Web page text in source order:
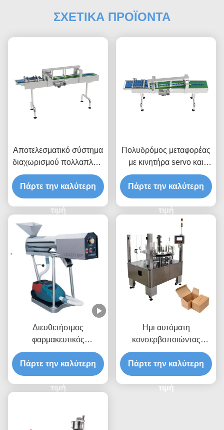
ΣΧΕΤΙΚΑ ΠΡΟΪΟΝΤΑ
Αποτελεσματικό σύστημα
διαχωρισμού πολλαπλών
λωρίδων με πνευματική
σύσφιξη και αισθητήρες
κατά των παρεμβολών για
ακριβές χειρισμό υλικών
Πάρτε την καλύτερη
τιμή
Πολυδρόμος μεταφορέας
με κινητήρα servo και
δυναμική κατανομή και
προγραμματισμένη
μέτρηση για γραμμές
συσκευασίας υψηλής
ταχύτητας
Πάρτε την καλύτερη
τιμή
Διευθετήσιμος
φαρμακευτικός
εξοπλισμός στιλβωτών
καψών ταχύτητας με 7000
κάψες/λ.
Πάρτε την καλύτερη
τιμή
Ημι αυτόματη
κονσερβοποιώντας
μηχανή
Πάρτε την καλύτερη
τιμή